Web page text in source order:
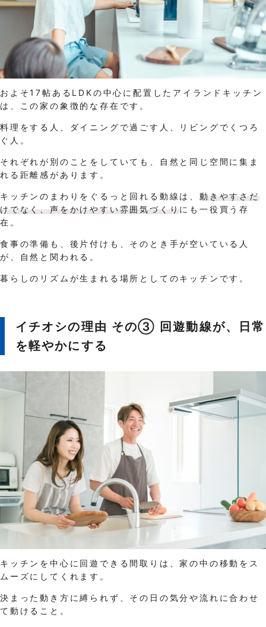
およそ17帖あるLDKの中心に配置したアイランドキッチン
は、この家の象徴的な存在です。
料理をする人、ダイニングで過ごす人、リビングでくつろ
ぐ人。
それぞれが別のことをしていても、自然と同じ空間に集ま
れる距離感があります。
キッチンのまわりをぐるっと回れる動線は、 動きやすさだ
けでなく、声をかけやすい雰囲気づくりにも一役買う存
在。
食事の準備も、後片付けも、そのとき手が空いている人
が、自然と関われる。
暮らしのリズムが生まれる場所としてのキッチンです。
イチオシの理由 その③ 回遊動線が、日常
を軽やかにする
キッチンを中心に回遊できる間取りは、家の中の移動をス
ムーズにしてくれます。
決まった動き方に縛られず、その日の気分や流れに合わせ
て動けること。